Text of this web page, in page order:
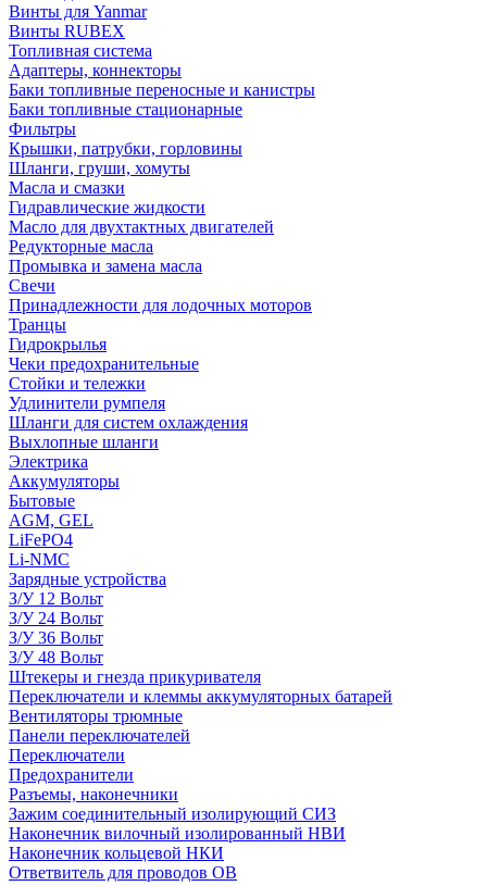
Винты для Yanmar
Винты RUBEX
Топливная система
Адаптеры, коннекторы
Баки топливные переносные и канистры
Баки топливные стационарные
Фильтры
Крышки, патрубки, горловины
Шланги, груши, хомуты
Масла и смазки
Гидравлические жидкости
Масло для двухтактных двигателей
Редукторные масла
Промывка и замена масла
Свечи
Принадлежности для лодочных моторов
Транцы
Гидрокрылья
Чеки предохранительные
Стойки и тележки
Удлинители румпеля
Шланги для систем охлаждения
Выхлопные шланги
Электрика
Аккумуляторы
Бытовые
AGM, GEL
LiFePO4
Li-NMC
Зарядные устройства
З/У 12 Вольт
З/У 24 Вольт
З/У 36 Вольт
З/У 48 Вольт
Штекеры и гнезда прикуривателя
Переключатели и клеммы аккумуляторных батарей
Вентиляторы трюмные
Панели переключателей
Переключатели
Предохранители
Разъемы, наконечники
Зажим соединительный изолирующий СИЗ
Наконечник вилочный изолированный НВИ
Наконечник кольцевой НКИ
Ответвитель для проводов ОВ